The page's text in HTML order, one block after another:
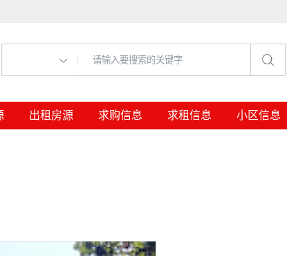
出租房源 求购信息 求租信息 小区信息